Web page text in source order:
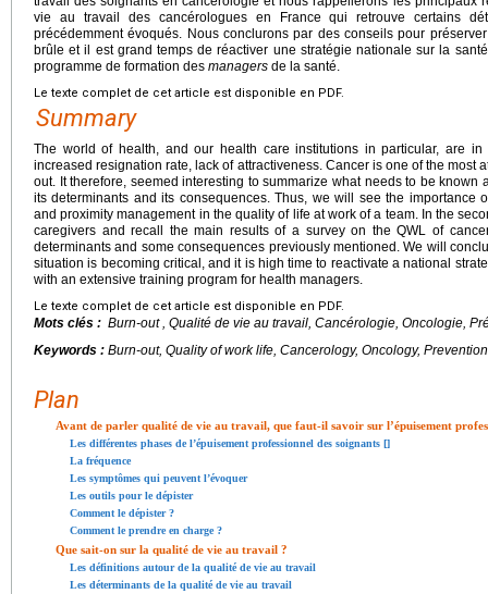
vie au travail des cancérologues en France qui retrouve certains
précédemment évoqués. Nous conclurons par des conseils pour
brûle et il est grand temps de réactiver une stratégie nationale sur la
programme de formation des managers de la santé.
Le texte complet de cet article est disponible en PDF.
Summary
The world of health, and our health care institutions in particular, are in
increased resignation rate, lack of attractiveness. Cancer is one of the most
out. It therefore, seemed interesting to summarize what needs to be known
its determinants and its consequences. Thus, we will see the importance
and proximity management in the quality of life at work of a team. In the
caregivers and recall the main results of a survey on the QWL of
determinants and some consequences previously mentioned. We will
situation is becoming critical, and it is high time to reactivate a national
with an extensive training program for health managers.
Le texte complet de cet article est disponible en PDF.
Mots clés : Burn-out, Qualité de vie au travail, Cancérologie, Oncologie,
Keywords : Burn-out, Quality of work life, Cancerology, Oncology, Prevention
Plan
Avant de parler qualité de vie au travail, que faut-il savoir sur l’épuisement
Les différentes phases de l’épuisement professionnel des soignants []
La fréquence
Les symptômes qui peuvent l’évoquer
Les outils pour le dépister
Comment le dépister ?
Comment le prendre en charge ?
Que sait-on sur la qualité de vie au travail ?
Les définitions autour de la qualité de vie au travail
Les déterminants de la qualité de vie au travail